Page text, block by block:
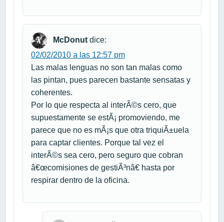
McDonut dice:
02/02/2010 a las 12:57 pm
Las malas lenguas no son tan malas como
las pintan, pues parecen bastante sensatas y
coherentes.
Por lo que respecta al interÃ©s cero, que
supuestamente se estÃ¡ promoviendo, me
parece que no es mÃ¡s que otra triquiÃ±uela
para captar clientes. Porque tal vez el
interÃ©s sea cero, pero seguro que cobran
â€œcomisiones de gestiÃ³nâ€ hasta por
respirar dentro de la oficina.